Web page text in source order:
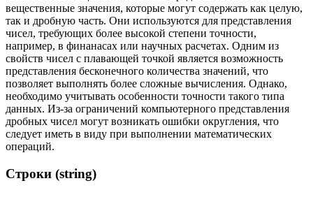
вещественные значения, которые могут содержать как целую,
так и дробную часть. Они используются для представления
чисел, требующих более высокой степени точности,
например, в финанасах или научных расчетах. Одним из
свойств чисел с плавающей точкой является возможность
представления бесконечного количества значений, что
позволяет выполнять более сложные вычисления. Однако,
необходимо учитывать особенности точности такого типа
данных. Из-за ограничений компьютерного представления
дробных чисел могут возникать ошибки округления, что
следует иметь в виду при выполнении математических
операций.
Строки (string)